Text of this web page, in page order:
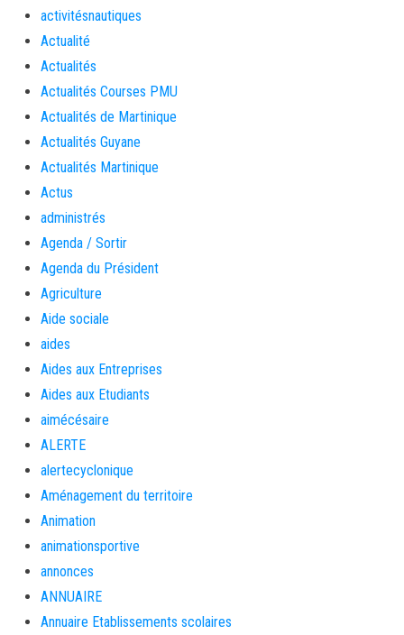
activitésnautiques
Actualité
Actualités
Actualités Courses PMU
Actualités de Martinique
Actualités Guyane
Actualités Martinique
Actus
administrés
Agenda / Sortir
Agenda du Président
Agriculture
Aide sociale
aides
Aides aux Entreprises
Aides aux Etudiants
aimécésaire
ALERTE
alertecyclonique
Aménagement du territoire
Animation
animationsportive
annonces
ANNUAIRE
Annuaire Etablissements scolaires